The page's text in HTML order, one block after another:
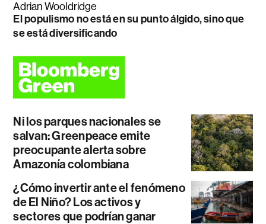
Adrian Wooldridge
El populismo no está en su punto álgido, sino que
se está diversificando
Ni los parques nacionales se
salvan: Greenpeace emite
preocupante alerta sobre
Amazonía colombiana
¿Cómo invertir ante el fenómeno
de El Niño? Los activos y
sectores que podrían ganar